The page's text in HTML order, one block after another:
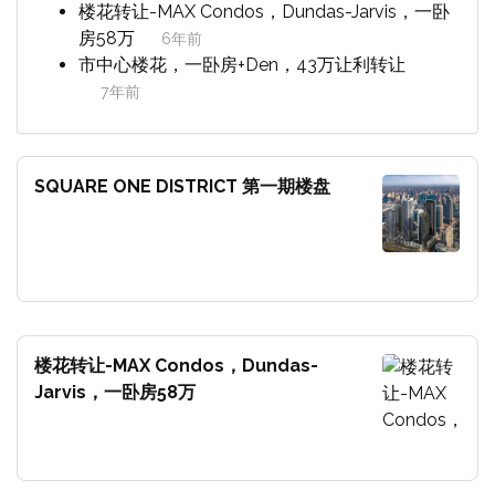
楼花转让-MAX Condos，Dundas-Jarvis，一卧
房58万
6年前
市中心楼花，一卧房+Den，43万让利转让
7年前
SQUARE ONE DISTRICT 第一期楼盘
楼花转让-MAX Condos，Dundas-
Jarvis，一卧房58万